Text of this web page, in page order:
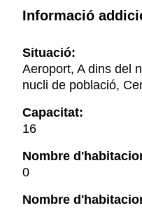
Informació
Situació:
Aeroport, A dins del
nucli de població,
Capacitat:
16
Nombre
0
Nombre